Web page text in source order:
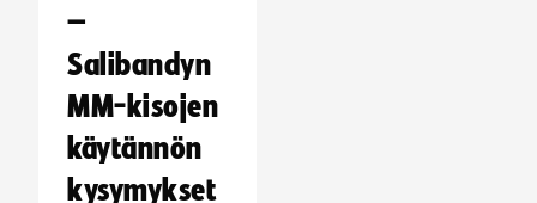
–
Salibandyn
MM-kisojen
käytännön
kysymykset